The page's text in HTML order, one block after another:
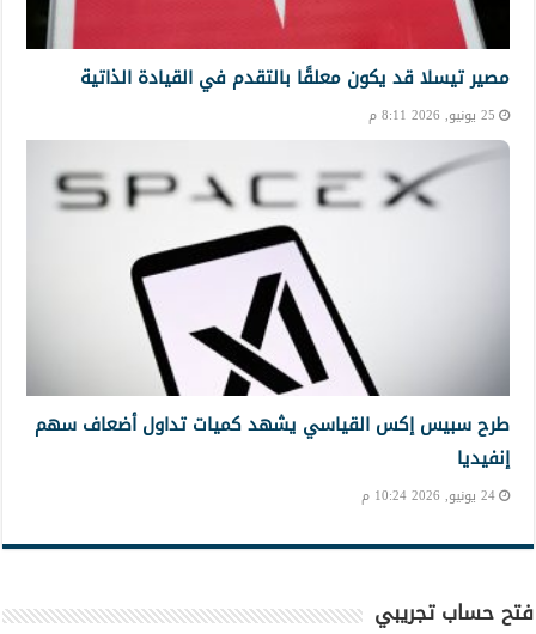
مصير تيسلا قد يكون معلقًا بالتقدم في القيادة الذاتية
25 يونيو, 2026 8:11 م
طرح سبيس إكس القياسي يشهد كميات تداول أضعاف سهم
إنفيديا
24 يونيو, 2026 10:24 م
فتح حساب تجريبي